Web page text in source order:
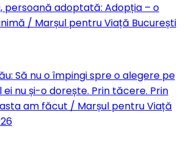
persoană adoptată: Adopția – o
/ Marșul pentru Viață București
Să nu o împingi spre o alegere pe
nu și-o dorește. Prin tăcere. Prin
am făcut / Marșul pentru Viață